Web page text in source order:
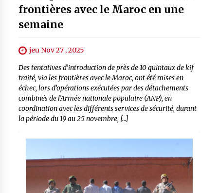
frontières avec le Maroc en une
semaine
jeu Nov 27 , 2025
Des tentatives d’introduction de près de 10 quintaux de kif
traité, via les frontières avec le Maroc, ont été mises en
échec, lors d’opérations exécutées par des détachements
combinés de l’Armée nationale populaire (ANP), en
coordination avec les différents services de sécurité, durant
la période du 19 au 25 novembre, […]